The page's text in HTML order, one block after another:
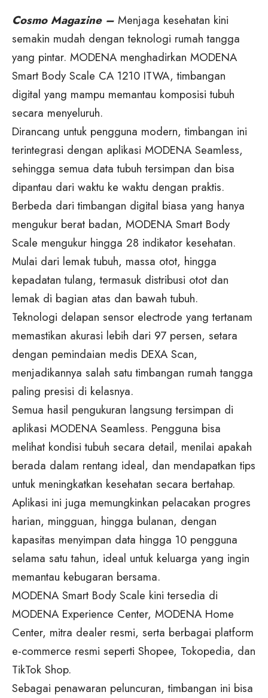
Cosmo Magazine – Menjaga kesehatan kini
semakin mudah dengan teknologi rumah tangga
yang pintar. MODENA menghadirkan MODENA
Smart Body Scale CA 1210 ITWA, timbangan
digital yang mampu memantau komposisi tubuh
secara menyeluruh.
Dirancang untuk pengguna modern, timbangan ini
terintegrasi dengan aplikasi MODENA Seamless,
sehingga semua data tubuh tersimpan dan bisa
dipantau dari waktu ke waktu dengan praktis.
Berbeda dari timbangan digital biasa yang hanya
mengukur berat badan, MODENA Smart Body
Scale mengukur hingga 28 indikator kesehatan.
Mulai dari lemak tubuh, massa otot, hingga
kepadatan tulang, termasuk distribusi otot dan
lemak di bagian atas dan bawah tubuh.
Teknologi delapan sensor electrode yang tertanam
memastikan akurasi lebih dari 97 persen, setara
dengan pemindaian medis DEXA Scan,
menjadikannya salah satu timbangan rumah tangga
paling presisi di kelasnya.
Semua hasil pengukuran langsung tersimpan di
aplikasi MODENA Seamless. Pengguna bisa
melihat kondisi tubuh secara detail, menilai apakah
berada dalam rentang ideal, dan mendapatkan tips
untuk meningkatkan kesehatan secara bertahap.
Aplikasi ini juga memungkinkan pelacakan progres
harian, mingguan, hingga bulanan, dengan
kapasitas menyimpan data hingga 10 pengguna
selama satu tahun, ideal untuk keluarga yang ingin
memantau kebugaran bersama.
MODENA Smart Body Scale kini tersedia di
MODENA Experience Center, MODENA Home
Center, mitra dealer resmi, serta berbagai platform
e-commerce resmi seperti Shopee, Tokopedia, dan
TikTok Shop.
Sebagai penawaran peluncuran, timbangan ini bisa